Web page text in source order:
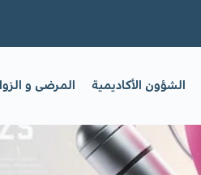
الشؤون الأكاديمية المرضى و